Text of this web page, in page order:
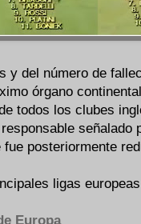
y del número de
órgano
todos los clubes
señalado
posteriormente
ligas
Europa